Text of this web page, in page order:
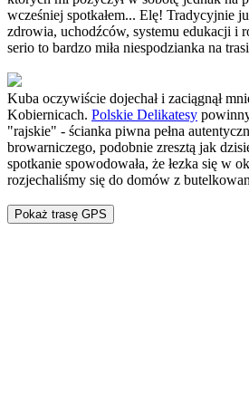
wcześniej spotkałem... Elę! Tradycyjnie
zdrowia, uchodźców, systemu edukacji i
serio to bardzo miła niespodzianka na
Kuba oczywiście dojechał i zaciągnął
Kobiernicach. Polskie Delikatesy
"rajskie" - ścianka piwna pełna
browarniczego, podobnie zresztą jak
spotkanie spowodowała, że łezka się w
rozjechaliśmy się do domów z
Pokaż trasę GPS